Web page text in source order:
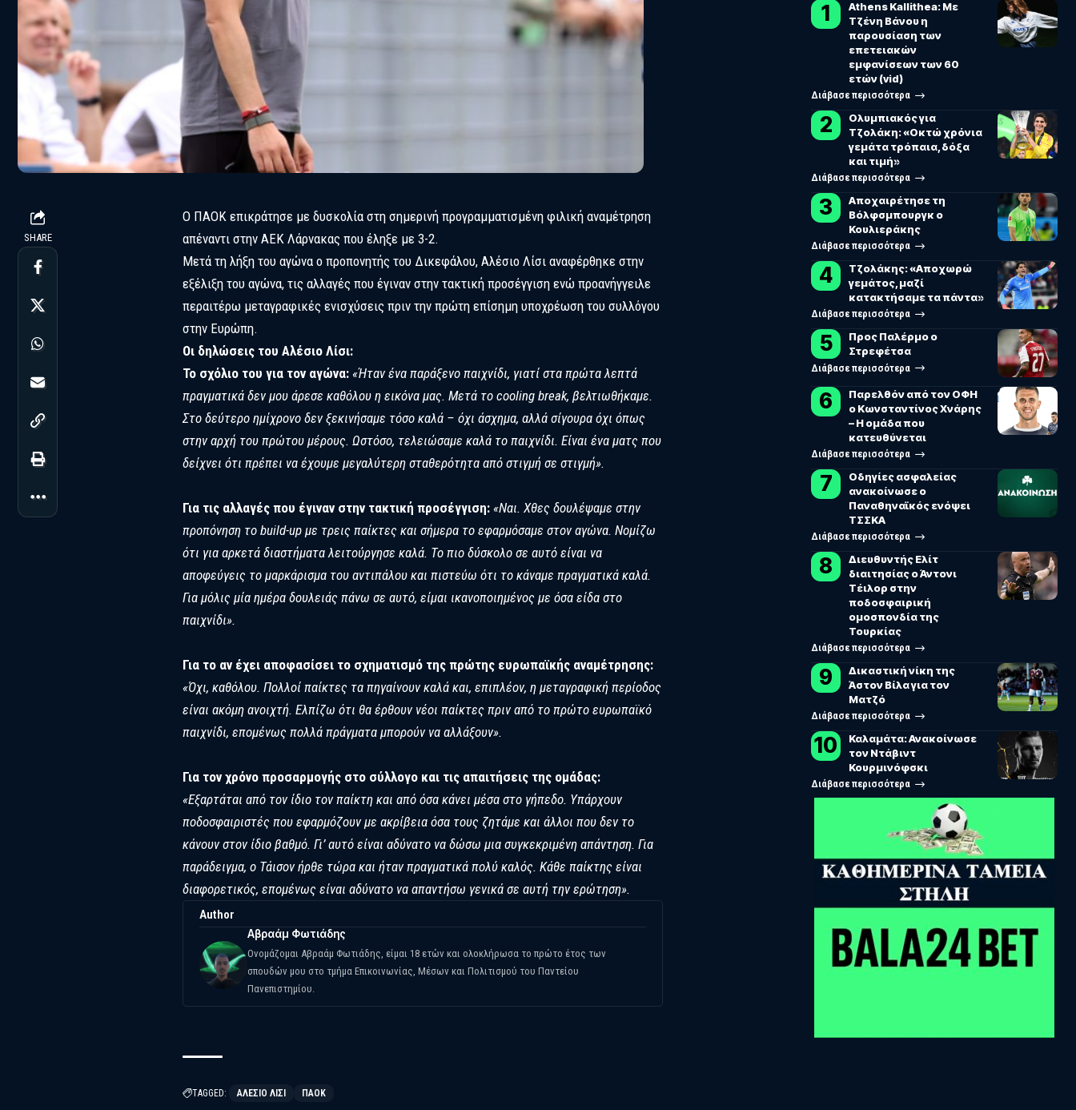
SHARE
Ο ΠΑΟΚ επικράτησε με δυσκολία στη σημερινή προγραμματισμένη φιλική αναμέτρηση
απέναντι στην ΑΕΚ Λάρνακας που έληξε με 3-2.
Μετά τη λήξη του αγώνα ο προπονητής του Δικεφάλου, Αλέσιο Λίσι αναφέρθηκε στην
εξέλιξη του αγώνα, τις αλλαγές που έγιναν στην τακτική προσέγγιση ενώ προανήγγειλε
περαιτέρω μεταγραφικές ενισχύσεις πριν την πρώτη επίσημη υποχρέωση του συλλόγου
στην Ευρώπη.
Οι δηλώσεις του Αλέσιο Λίσι:
Το σχόλιο του για τον αγώνα:«Ήταν ένα παράξενο παιχνίδι, γιατί στα πρώτα λεπτά
πραγματικά δεν μου άρεσε καθόλου η εικόνα μας. Μετά το cooling break, βελτιωθήκαμε.
Στο δεύτερο ημίχρονο δεν ξεκινήσαμε τόσο καλά – όχι άσχημα, αλλά σίγουρα όχι όπως
στην αρχή του πρώτου μέρους. Ωστόσο, τελειώσαμε καλά το παιχνίδι. Είναι ένα ματς που
δείχνει ότι πρέπει να έχουμε μεγαλύτερη σταθερότητα από στιγμή σε στιγμή».
Για τις αλλαγές που έγιναν στην τακτική προσέγγιση: «Ναι. Χθες δουλέψαμε στην
προπόνηση το build-up με τρεις παίκτες και σήμερα το εφαρμόσαμε στον αγώνα. Νομίζω
ότι για αρκετά διαστήματα λειτούργησε καλά. Το πιο δύσκολο σε αυτό είναι να
αποφεύγεις το μαρκάρισμα του αντιπάλου και πιστεύω ότι το κάναμε πραγματικά καλά.
Για μόλις μία ημέρα δουλειάς πάνω σε αυτό, είμαι ικανοποιημένος με όσα είδα στο
παιχνίδι».
Για το αν έχει αποφασίσει το σχηματισμό της πρώτης ευρωπαϊκής αναμέτρησης:
«Όχι, καθόλου. Πολλοί παίκτες τα πηγαίνουν καλά και, επιπλέον, η μεταγραφική περίοδος
είναι ακόμη ανοιχτή. Ελπίζω ότι θα έρθουν νέοι παίκτες πριν από το πρώτο ευρωπαϊκό
παιχνίδι, επομένως πολλά πράγματα μπορούν να αλλάξουν».
Για τον χρόνο προσαρμογής στο σύλλογο και τις απαιτήσεις της ομάδας:
«Εξαρτάται από τον ίδιο τον παίκτη και από όσα κάνει μέσα στο γήπεδο. Υπάρχουν
ποδοσφαιριστές που εφαρμόζουν με ακρίβεια όσα τους ζητάμε και άλλοι που δεν το
κάνουν στον ίδιο βαθμό. Γι’ αυτό είναι αδύνατο να δώσω μια συγκεκριμένη απάντηση. Για
παράδειγμα, ο Τάισον ήρθε τώρα και ήταν πραγματικά πολύ καλός. Κάθε παίκτης είναι
διαφορετικός, επομένως είναι αδύνατο να απαντήσω γενικά σε αυτή την ερώτηση».
Author
Αβραάμ Φωτιάδης
Ονομάζομαι Αβραάμ Φωτιάδης, είμαι 18 ετών και ολοκλήρωσα το πρώτο έτος των
σπουδών μου στο τμήμα Επικοινωνίας, Μέσων και Πολιτισμού του Παντείου
Πανεπιστημίου.
TAGGED: ΑΛΈΣΙΟ ΛΊΣΙ ΠΑΟΚ
Athens Kallithea: Με
Τζένη Βάνου η
παρουσίαση των
επετειακών
εμφανίσεων των 60
ετών (vid)
Διάβασε περισσότερα
Ολυμπιακός για
Τζολάκη: «Οκτώ χρόνια
γεμάτα τρόπαια, δόξα
και τιμή»
Διάβασε περισσότερα
Αποχαιρέτησε τη
Βόλφσμπουργκ ο
Κουλιεράκης
Διάβασε περισσότερα
Τζολάκης: «Αποχωρώ
γεμάτος, μαζί
κατακτήσαμε τα πάντα»
Διάβασε περισσότερα
Προς Παλέρμο ο
Στρεφέτσα
Διάβασε περισσότερα
Παρελθόν από τον ΟΦΗ
ο Κωνσταντίνος Χνάρης
– Η ομάδα που
κατευθύνεται
Διάβασε περισσότερα
Οδηγίες ασφαλείας
ανακοίνωσε ο
Παναθηναϊκός ενόψει
ΤΣΣΚΑ
Διάβασε περισσότερα
Διευθυντής Ελίτ
διαιτησίας ο Άντονι
Τέιλορ στην
ποδοσφαιρική
ομοσπονδία της
Τουρκίας
Διάβασε περισσότερα
Δικαστική νίκη της
Άστον Βίλα για τον
Ματζό
Διάβασε περισσότερα
Καλαμάτα: Ανακοίνωσε
τον Ντάβιντ
Κουρμινόφσκι
Διάβασε περισσότερα